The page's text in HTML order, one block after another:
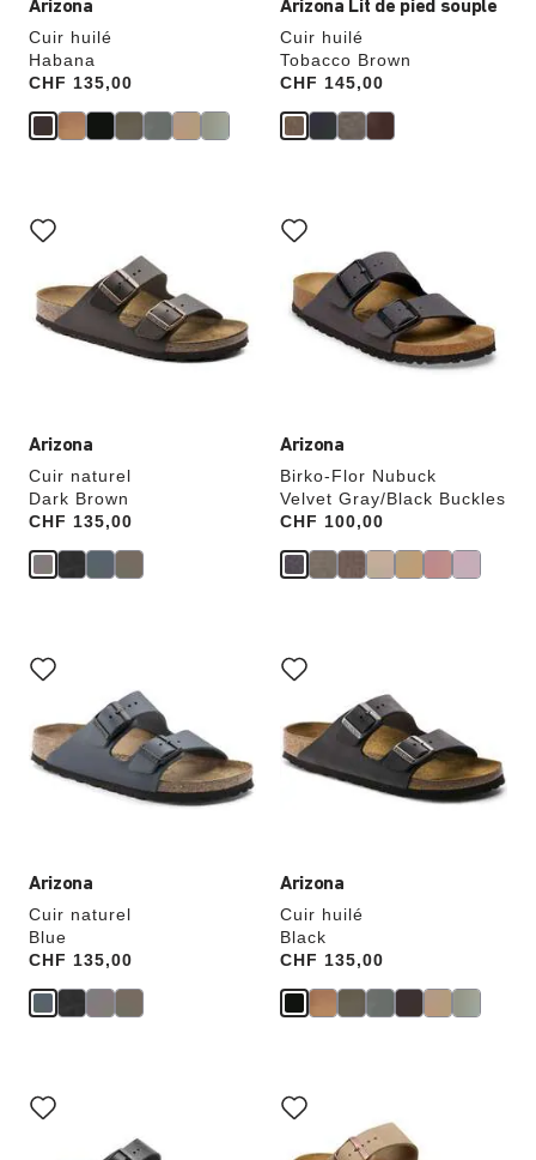
Arizona
Cuir huilé
Habana
Price:
CHF 135,00
Arizona Lit de pied souple
Cuir huilé
Tobacco Brown
Price:
CHF 145,00
Arizona
Cuir naturel
Dark Brown
Price:
CHF 135,00
sur
les
échantillons
de
couleurs
modifiera
Arizona
Birko-Flor Nubuck
Velvet Gray/Black Buckles
Price:
CHF 100,00
sur
les
échantillons
couleurs
modifiera
Arizona
Cuir naturel
Blue
Price:
CHF 135,00
sur
les
échantillons
de
couleurs
modifiera
Arizona
Cuir huilé
Black
Price:
CHF 135,00
sur
les
échantillons
de
couleurs
modifiera
sur
les
échantillons
sur
les
échantillons